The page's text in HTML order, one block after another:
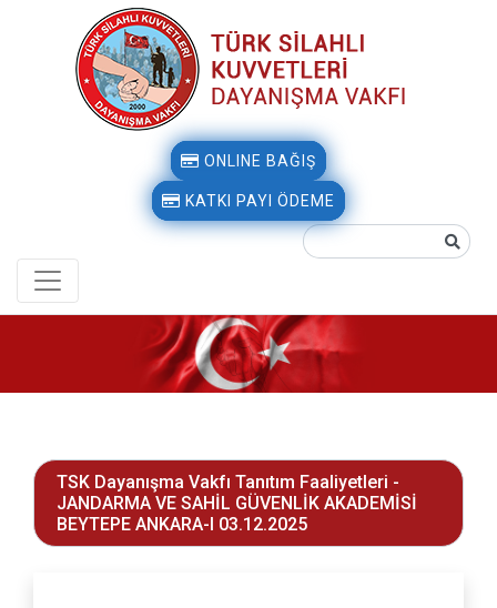
ONLINE BAĞIŞ
KATKI PAYI ÖDEME
TSK Dayanışma Vakfı Tanıtım Faaliyetleri -
JANDARMA VE SAHİL GÜVENLİK AKADEMİSİ
BEYTEPE ANKARA-I 03.12.2025